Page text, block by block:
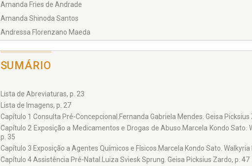
Amanda Fries de Andrade
Amanda Shinoda Santos
Andressa Florenzano Maeda
Estefânie Rafaella Sanches Bertoldi
Giovanna Cristina Silva Pavaneti
Guilherme Leite Zanini
Halana Carolina Maria
Helena Riback Graichen
Henrique Tozetto de Carvalho
SUMÁRIO
Lista de Abreviaturas, p. 23
Lista de Imagens, p. 27
Capítulo 1 Consulta Pré-Concepcional.Fernanda Gabriela Mendes. Geisa Picksius
Capítulo 2 Exposição a Medicamentos e Drogas de Abuso.Marcela Kondo Sato.
p. 35
Capítulo 3 Exposição a Agentes Químicos e Físicos.Marcela Kondo Sato.
Capítulo 4 Assistência Pré-Natal.Luiza Sviesk Sprung. Geisa Picksius Zardo, p. 47